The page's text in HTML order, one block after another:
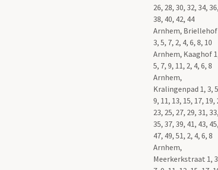
26, 28, 30, 32, 34,
38, 40, 42, 44
Arnhem, Briellehof
3, 5, 7, 2, 4, 6, 8, 10
Arnhem, Kaaghof
5, 7, 9, 11, 2, 4, 6, 8
Arnhem,
Kralingenpad 1, 3,
9, 11, 13, 15, 17, 19,
23, 25, 27, 29, 31,
35, 37, 39, 41, 43,
47, 49, 51, 2, 4, 6, 8
Arnhem,
Meerkerkstraat 1,